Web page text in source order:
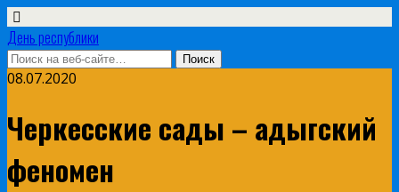
День республики
08.07.2020
Черкесские сады – адыгский
феномен